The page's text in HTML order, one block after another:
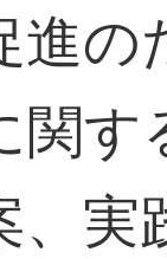
進
関
、実